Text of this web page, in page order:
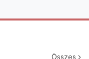
Összes